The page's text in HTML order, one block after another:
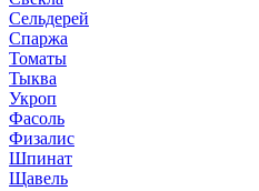
Сельдерей
Спаржа
Томаты
Тыква
Укроп
Фасоль
Физалис
Шпинат
Щавель